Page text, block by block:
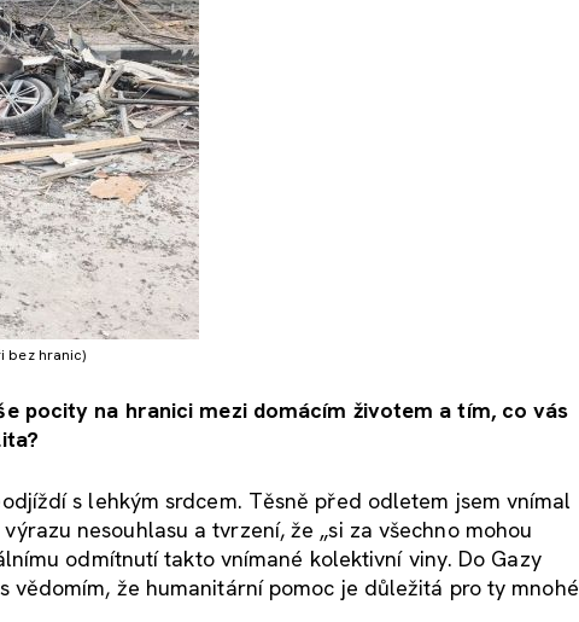
bez hranic)
pocity na hranici mezi domácím životem a tím, co vás
s lehkým srdcem. Těsně před odletem jsem vnímal
nesouhlasu a tvrzení, že „si za všechno mohou
odmítnutí takto vnímané kolektivní viny. Do Gazy
že humanitární pomoc je důležitá pro ty mnohé